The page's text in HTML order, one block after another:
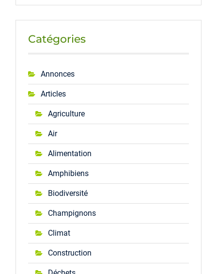
Catégories
Annonces
Articles
Agriculture
Air
Alimentation
Amphibiens
Biodiversité
Champignons
Climat
Construction